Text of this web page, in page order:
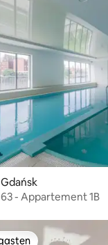
- Appartement 1B